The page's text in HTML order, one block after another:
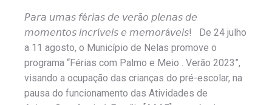
𝘗𝘢𝘳𝘢 𝘶𝘮𝘢𝘴 𝘧é𝘳𝘪𝘢𝘴 𝘥𝘦 𝘷𝘦𝘳ã𝘰 𝘱𝘭𝘦𝘯𝘢𝘴 𝘥𝘦
𝘮𝘰𝘮𝘦𝘯𝘵𝘰𝘴 𝘪𝘯𝘤𝘳í𝘷𝘦𝘪𝘴 𝘦 𝘮𝘦𝘮𝘰𝘳á𝘷𝘦𝘪𝘴! De 24 julho
a 11 agosto, o Município de Nelas promove o
programa “Férias com Palmo e Meio . Verão 2023”,
visando a ocupação das crianças do pré-escolar, na
pausa do funcionamento das Atividades de